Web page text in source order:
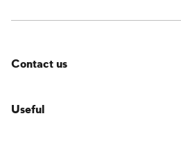
Contact us
Useful